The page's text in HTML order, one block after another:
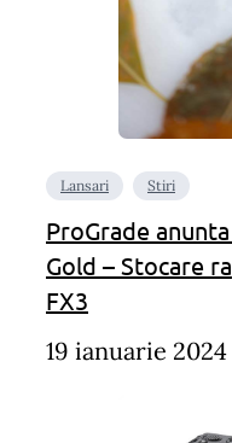
Lansari Stiri
ProGrade
Gold – Stocare
FX3
19 ianuarie 2024